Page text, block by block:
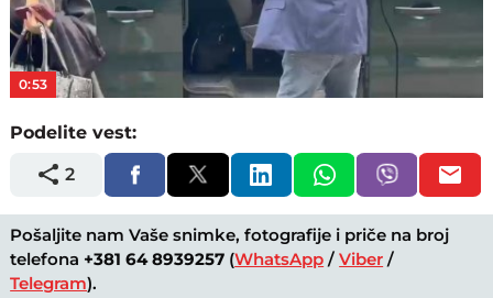
Video
0:53
Podelite vest:
2
Pošaljite nam Vaše snimke, fotografije i priče na broj
telefona +381 64 8939257 (WhatsApp /Viber /
Telegram).